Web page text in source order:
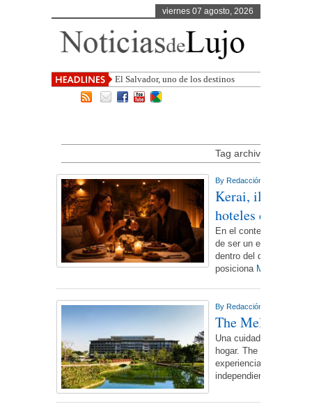
viernes 07 agosto, 2026
El Salvador, uno de los destinos con
mayor proyección de Cen
Tag archive for
By Redacción NdL
Kerai,
hoteles de lujo
En el contexto actual
de ser un elemento
dentro del diseño de
posiciona More...
By Redacción NdL
The Meliá
Una cuidada selección
hogar. The Meliá
experiencial a través
independiente,